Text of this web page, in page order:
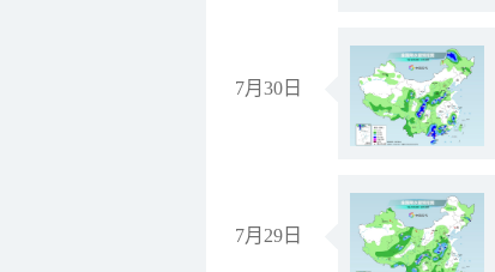
7月30日
7月29日